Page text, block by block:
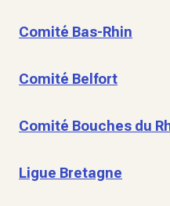
Comité Bas-Rhin
Comité Belfort
Comité Bouches du
Ligue Bretagne